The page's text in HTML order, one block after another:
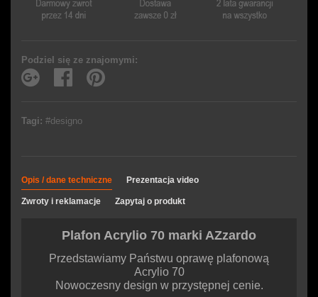
Podziel się ze znajomymi:
Tagi: #designo
Opis / dane techniczne Prezentacja video
Zwroty i reklamacje Zapytaj o produkt
Plafon Acrylio 70 marki AZzardo
Przedstawiamy Państwu oprawę plafonową
Acrylio 70
Nowoczesny design w przystępnej cenie.